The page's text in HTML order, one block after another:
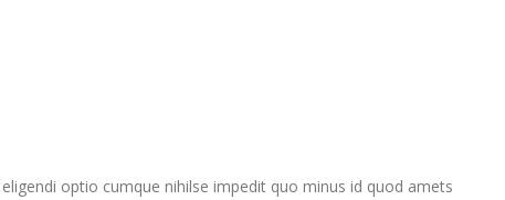
optio cumque nihilse impedit quo minus id quod amets